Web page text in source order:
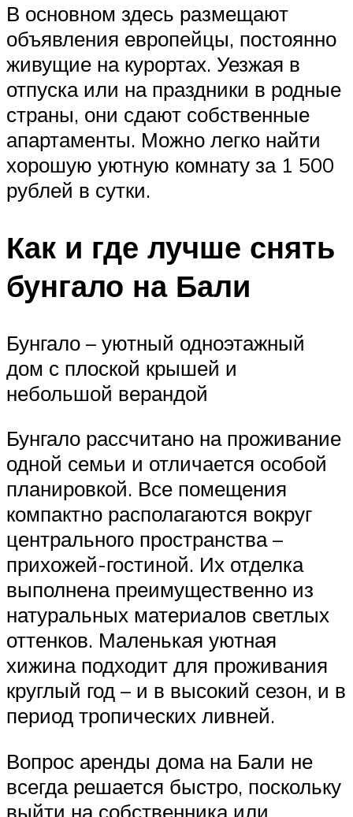
В основном здесь размещают
объявления европейцы, постоянно
живущие на курортах. Уезжая в
отпуска или на праздники в родные
страны, они сдают собственные
апартаменты. Можно легко найти
хорошую уютную комнату за 1 500
рублей в сутки.
Как и где лучше снять
бунгало на Бали
Бунгало – уютный одноэтажный
дом с плоской крышей и
небольшой верандой
Бунгало рассчитано на проживание
одной семьи и отличается особой
планировкой. Все помещения
компактно располагаются вокруг
центрального пространства –
прихожей-гостиной. Их отделка
выполнена преимущественно из
натуральных материалов светлых
оттенков. Маленькая уютная
хижина подходит для проживания
круглый год – и в высокий сезон, и в
период тропических ливней.
Вопрос аренды дома на Бали не
всегда решается быстро, поскольку
выйти на собственника или